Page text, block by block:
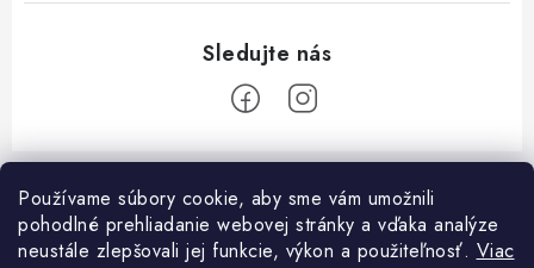
Používame súbory cookie, aby sme vám umožnili
pohodlné prehliadanie webovej stránky a vďaka analýze
neustále zlepšovali jej funkcie, výkon a použiteľnosť. Viac
Z
ZÁKAZNICKÝ SERVIS